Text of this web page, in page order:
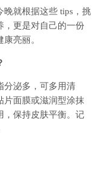
晚就根据这些 tips，挑
，更是对自己的一份
亮丽。
分泌多，可多用清
片面膜或滋润型涂抹
，保持皮肤平衡。记